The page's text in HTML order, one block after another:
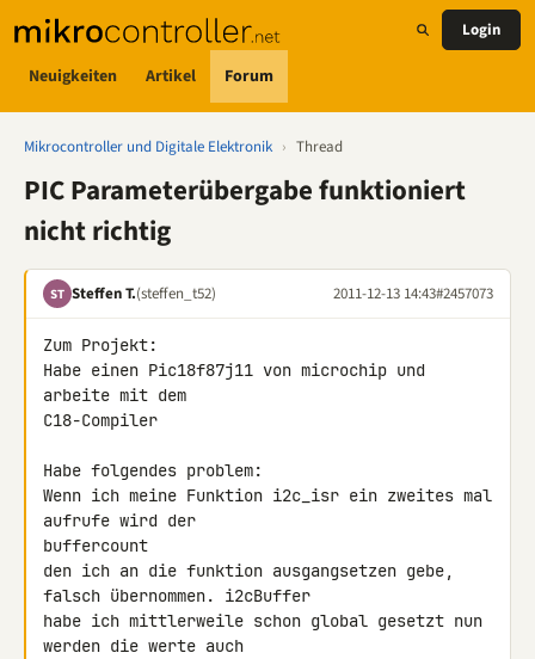
Neuigkeiten Artikel Forum
Login
Mikrocontroller und Digitale Elektronik › Thread
PIC Parameterübergabe funktioniert
nicht richtig
ST Steffen T.(steffen_t52) 2011-12-13 14:43#2457073
Zum Projekt:
Habe einen Pic18f87j11 von microchip und
arbeite mit dem
C18-Compiler
Habe folgendes problem:
Wenn ich meine Funktion i2c_isr ein zweites mal
aufrufe wird der
buffercount
den ich an die funktion ausgangsetzen gebe,
falsch übernommen. i2cBuffer
habe ich mittlerweile schon global gesetzt nun
werden die werte auch